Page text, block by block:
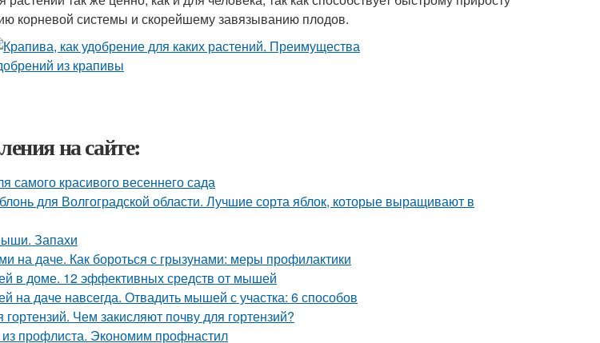
корневой системы и скорейшему завязыванию плодов.
на сайте:
самого красивого весеннего сада
для Волгоградской области. Лучшие сорта яблок, которые выращивают в
Запахи
на даче. Как бороться с грызунами: меры профилактики
в доме. 12 эффективных средств от мышей
на даче навсегда. Отвадить мышей с участка: 6 способов
гортензий. Чем закисляют почву для гортензий?
профлиста. Экономим профнастил